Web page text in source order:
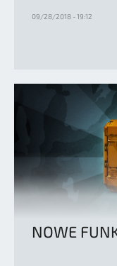
09/28/2018 - 19:12
NOWE